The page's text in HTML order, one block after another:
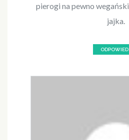
pierogi na pewno
jajka.